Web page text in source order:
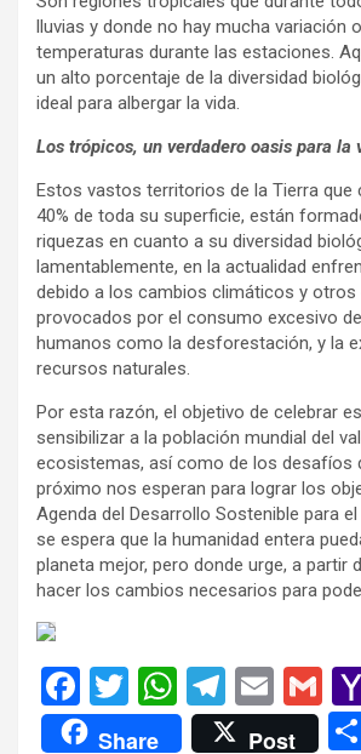
lluvias y donde no hay mucha variación
temperaturas durante las estaciones.
un alto porcentaje de la diversidad
ideal para albergar la vida.
Los trópicos, un verdadero oasis para la
Estos vastos territorios de la Tierra que
40% de toda su superficie, están
riquezas en cuanto a su diversidad
lamentablemente, en la actualidad
debido a los cambios climáticos y otros
provocados por el consumo excesivo
humanos como la desforestación, y la
recursos naturales.
Por esta razón, el objetivo de celebrar
sensibilizar a la población mundial del
ecosistemas, así como de los desafíos
próximo nos esperan para lograr los
Agenda del Desarrollo Sostenible para
se espera que la humanidad entera
planeta mejor, pero donde urge, a partir
hacer los cambios necesarios para
F
a
T
wi
W
h
T
el
E
m
G
m
Share Post